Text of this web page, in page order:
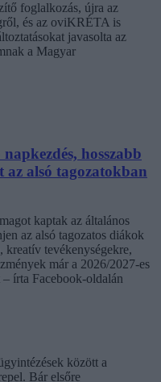
foglalkozás, újra az
és az oviKRÉTA is
javasolta az
a Magyar
hosszabb
az alsó tagozatokban
kaptak az általános
az alsó tagozatos diákok
kreatív tevékenységekre,
már a 2026/2027-es
írta Facebook-oldalán
között a
Bár elsőre